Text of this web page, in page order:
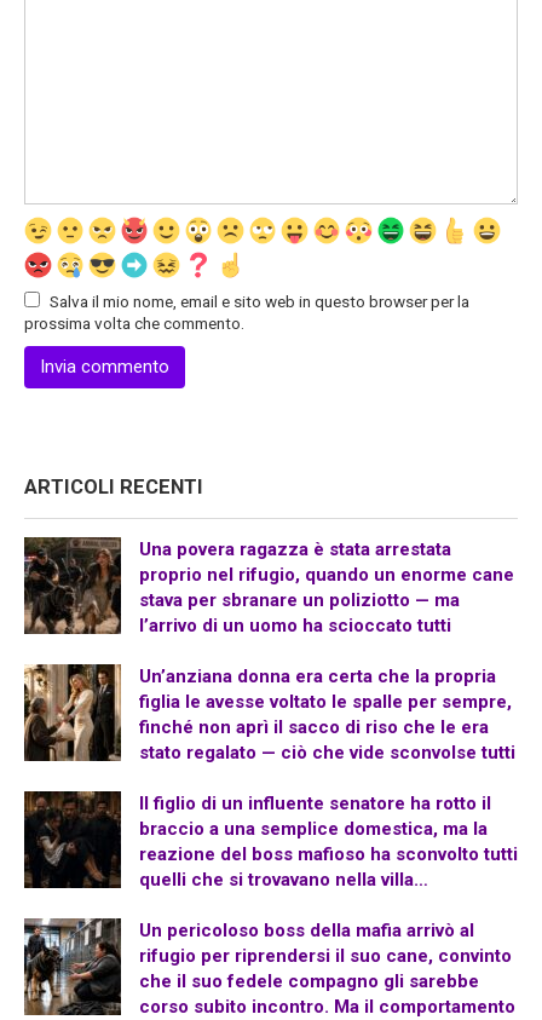
Salva il mio nome, email e sito web in questo browser per la
prossima volta che commento.
ARTICOLI RECENTI
Una povera ragazza è stata arrestata
proprio nel rifugio, quando un enorme cane
stava per sbranare un poliziotto — ma
l’arrivo di un uomo ha scioccato tutti
Un’anziana donna era certa che la propria
figlia le avesse voltato le spalle per sempre,
finché non aprì il sacco di riso che le era
stato regalato — ciò che vide sconvolse tutti
Il figlio di un influente senatore ha rotto il
braccio a una semplice domestica, ma la
reazione del boss mafioso ha sconvolto tutti
quelli che si trovavano nella villa…
Un pericoloso boss della mafia arrivò al
rifugio per riprendersi il suo cane, convinto
che il suo fedele compagno gli sarebbe
corso subito incontro. Ma il comportamento